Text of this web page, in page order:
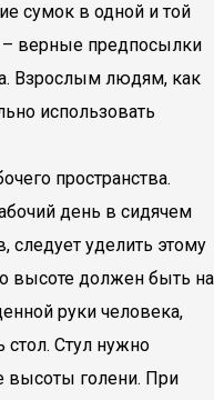
сумок в одной и той
верные предпосылки
Взрослым людям, как
использовать
пространства.
день в сидячем
следует уделить этому
высоте должен быть на
руки человека,
стол. Стул нужно
высоты голени. При